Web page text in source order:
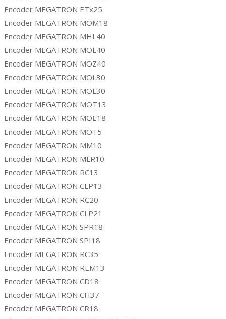
Encoder MEGATRON ETx25
Encoder MEGATRON MOM18
Encoder MEGATRON MHL40
Encoder MEGATRON MOL40
Encoder MEGATRON MOZ40
Encoder MEGATRON MOL30
Encoder MEGATRON MOL30
Encoder MEGATRON MOT13
Encoder MEGATRON MOE18
Encoder MEGATRON MOT5
Encoder MEGATRON MM10
Encoder MEGATRON MLR10
Encoder MEGATRON RC13
Encoder MEGATRON CLP13
Encoder MEGATRON RC20
Encoder MEGATRON CLP21
Encoder MEGATRON SPR18
Encoder MEGATRON SPI18
Encoder MEGATRON RC35
Encoder MEGATRON REM13
Encoder MEGATRON CD18
Encoder MEGATRON CH37
Encoder MEGATRON CR18